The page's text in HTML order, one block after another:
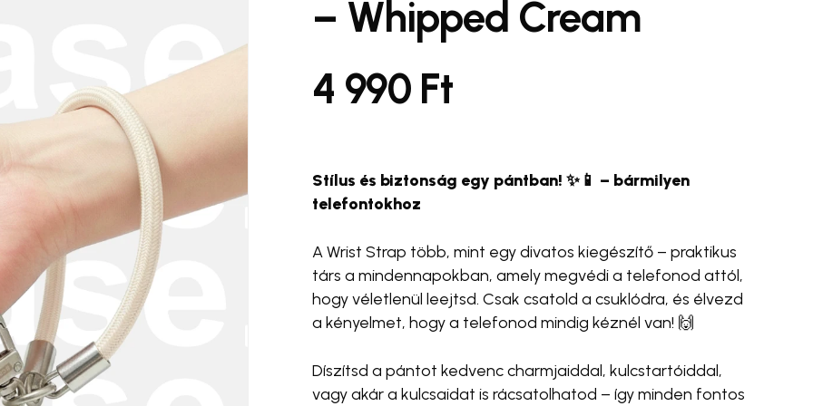
#halo ring
– Whipped Cream
4 990 Ft
Stílus és biztonság egy pántban!✨📱 – bármilyen
telefontokhoz
A Wrist Strap több, mint egy divatos kiegészítő – praktikus
társ a mindennapokban, amely megvédi a telefonod attól,
hogy véletlenül leejtsd. Csak csatold a csuklódra, és élvezd
a kényelmet, hogy a telefonod mindig kéznél van! 🙌
Díszítsd a pántot kedvenc charmjaiddal, kulcstartóiddal,
vagy akár a kulcsaidat is rácsatolhatod – így minden fontos
A nevem, e-mail címem, és weboldalcímem mentése a böngészőben
a következő hozzászólásomhoz.